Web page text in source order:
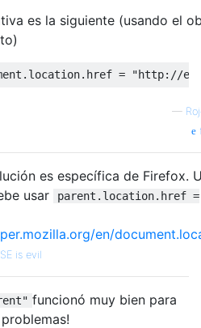
es la siguiente (usando el
. location. href = "http://
—
es específica de Firefox.
usar
parent.location.href =
en/
is evil
funcionó muy bien para